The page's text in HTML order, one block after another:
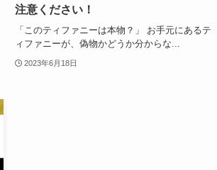
注意ください！
「このティファニーは本物？」 お手元にあるテ
ィファニーが、偽物かどうか分からな...
2023年6月18日